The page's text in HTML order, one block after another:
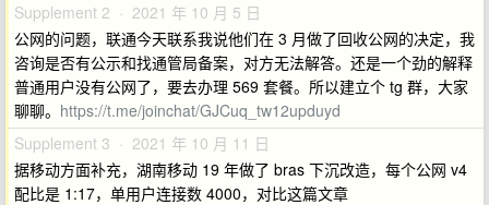
Supplement 2 · 2021 年 10 月 5 日
公网的问题，联通今天联系我说他们在 3 月做了回收公网的决定，我
咨询是否有公示和找通管局备案，对方无法解答。还是一个劲的解释
普通用户没有公网了，要去办理 569 套餐。所以建立个 tg 群，大家
聊聊。 https://t.me/joinchat/GJCuq_tw12upduyd
Supplement 3 · 2021 年 10 月 11 日
据移动方面补充，湖南移动 19 年做了 bras 下沉改造，每个公网 v4
配比是 1:17，单用户连接数 4000，对比这篇文章